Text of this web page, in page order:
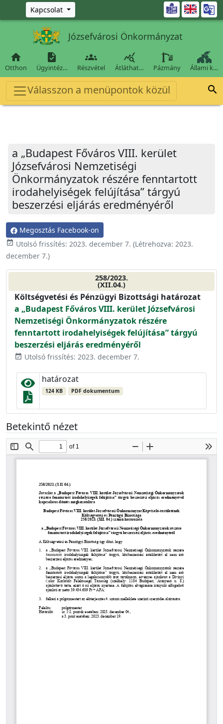
Ugrás a fő tartalomra
Kapcsolat 
Józsefvárosi Önkormányzat

Otthon

Ügyintéz…

Részvétel

Átláthat… Pázmány Állami k…
Válasszon a menüpontok közül 
a „Budapest Főváros VIII. kerület
Józsefvárosi Nemzetiségi
Önkormányzatok részére fenntartott
irodahelyiségek felújítása” tárgyú
beszerzési eljárás eredményéről
Megosztás Facebook-on
event_available Utolsó frissítés: 2023. december 7. (Létrehozva: 2023.
december 7.)
258/2023.
(XII.04.)
Költségvetési és Pénzügyi Bizottsági határozat
a „Budapest Főváros VIII. kerület Józsefvárosi
Nemzetiségi Önkormányzatok részére
fenntartott irodahelyiségek felújítása” tárgyú
beszerzési eljárás eredményéről
event_available Utolsó frissítés: 2023. december 7.
határozat
124 KB PDF dokumentum
Betekintő nézet